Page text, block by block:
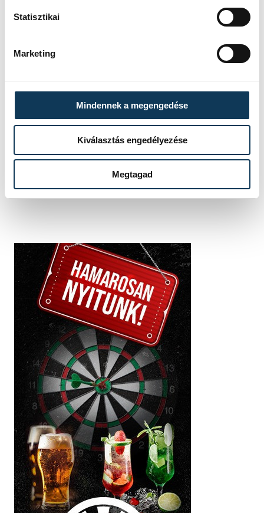
Statisztikai
Marketing
Mindennek a megengedése
Kiválasztás engedélyezése
Megtagad
Kapu Tibor
SZERZŐ
vehir.hu